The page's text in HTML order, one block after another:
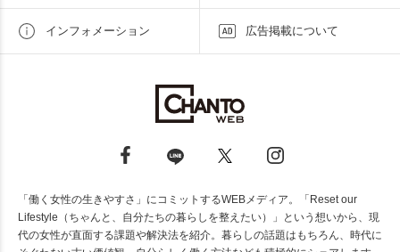
インフォメーション 広告掲載について
「働く女性の生きやすさ」にコミットするWEBメディア。「Reset our
Lifestyle（ちゃんと、自分たちの暮らしを整えたい）」という想いから、現
代の女性が直面する課題や解決法を紹介。暮らしの話題はもちろん、時代に